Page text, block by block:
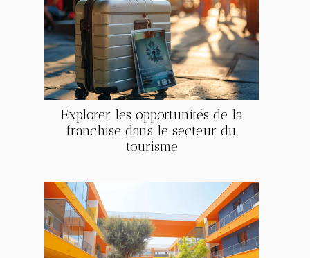
Explorer les opportunités de la
franchise dans le secteur du
tourisme